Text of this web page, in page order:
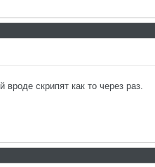
скрипят как то через раз.